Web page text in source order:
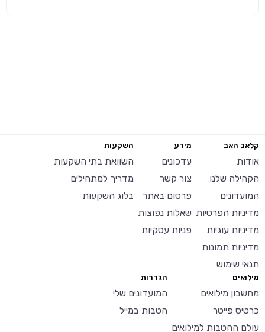
קלאב האב
אודות
הקהילה שלנו
המועדונים
מדיניות הפרטיות
מדיניות עוגיות
מדיניות תמונות
תנאי שימוש
מידע
עדכונים
צור קשר
פרסום באתר
שאלות נפוצות
פניות עסקיות
השקעות
השוואת בתי השקעות
מדריך למתחילים
בלוג השקעות
מילואים
מחשבון מילואים
כרטיס פייטר
עולם ההטבות למילואים
הגדרות
המועדונים שלי
הטבות במייל